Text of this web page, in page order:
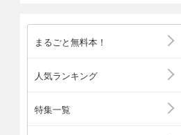
武鉄道 安比奈線
京王線 旧線／中
カル線」は消え
線 番外編 スイ
まるごと無料本！
人気ランキング
特集一覧